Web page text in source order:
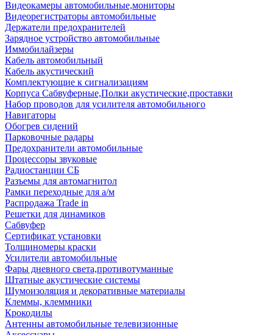
Видеокамеры автомобильные,мониторы
Видеорегистраторы автомобильные
Держатели предохранителей
Зарядное устройство автомобильные
Иммобилайзеры
Кабель автомобильный
Кабель акустический
Комплектующие к сигнализациям
Корпуса Сабвуферные,Полки акустические,проставки
Набор проводов для усилителя автомобильного
Навигаторы
Обогрев сидений
Парковочные радары
Предохранители автомобильные
Процессоры звуковые
Радиостанции СБ
Разъемы для автомагнитол
Рамки переходные для а/м
Распродажа Trade in
Решетки для динамиков
Сабвуфер
Сертификат установки
Толщиномеры краски
Усилители автомобильные
Фары дневного света,противотуманные
Штатные акустические системы
Шумоизоляция и декоративные материалы
Клеммы, клеммники
Крокодилы
Антенны автомобильные телевизионные